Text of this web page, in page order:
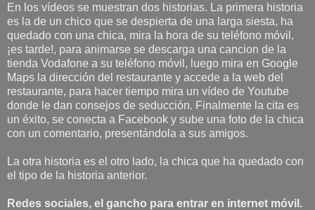
En los vídeos se muestran dos historias. La primera historia
es la de un chico que se despierta de una larga siesta, ha
quedado con una chica, mira la hora de su teléfono móvil,
¡es tarde!, para animarse se descarga una cancion de la
tienda Vodafone a su teléfono móvil, luego mira en Google
Maps la dirección del restaurante y accede a la web del
restaurante, para hacer tiempo mira un vídeo de Youtube
donde le dan consejos de seducción. Finalmente la cita es
un éxito, se conecta a Facebook y sube una foto de la chica
con un comentario, presentándola a sus amigos.
La otra historia es el otro lado, la chica que ha quedado con
el tipo de la historia anterior.
Redes sociales, el gancho para entrar en internet móvil.